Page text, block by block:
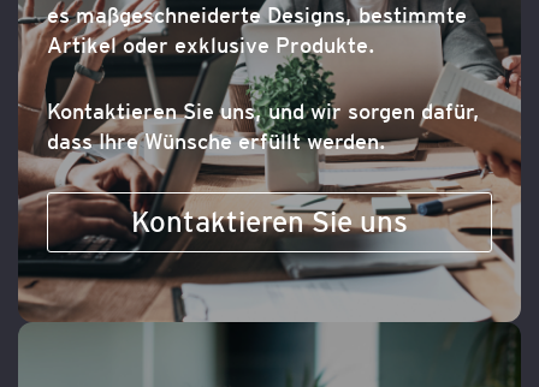
es maßgeschneiderte Designs, bestimmte
Artikel oder exklusive Produkte.
Kontaktieren Sie uns, und wir sorgen dafür,
dass Ihre Wünsche erfüllt werden.
Kontaktieren Sie uns